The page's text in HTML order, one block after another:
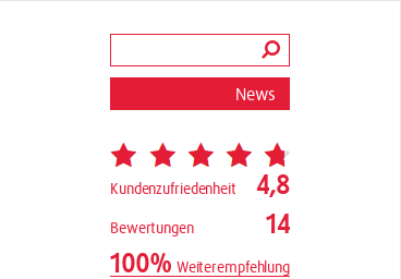
News
Kundenzufriedenheit 4,8
Bewertungen
14
100% Weiterempfehlung